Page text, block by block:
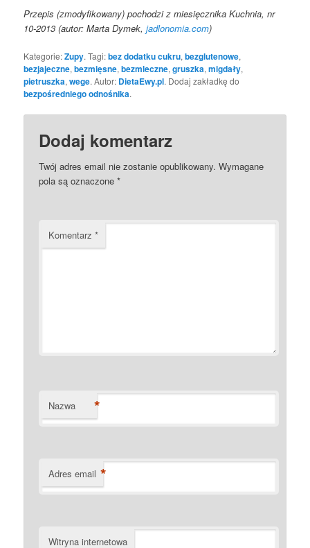
Przepis (zmodyfikowany) pochodzi z miesięcznika Kuchnia, nr
10-2013 (autor: Marta Dymek, jadlonomia.com)
Kategorie:Zupy. Tagi:bez dodatku cukru,bezglutenowe,
bezjajeczne,bezmięsne,bezmleczne,gruszka,migdały,
pietruszka,wege. Autor: DietaEwy.pl. Dodaj zakładkę do
bezpośredniego odnośnika.
Dodaj komentarz
Twój adres email nie zostanie opublikowany. Wymagane
pola są oznaczone*
Komentarz*
Nazwa *
Adres email *
Witryna internetowa